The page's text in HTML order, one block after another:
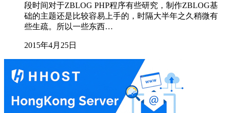
段时间对于ZBLOG PHP程序有些研究，制作ZBLOG基
础的主题还是比较容易上手的，时隔大半年之久稍微有
些生疏。所以一些东西…
2015年4月25日